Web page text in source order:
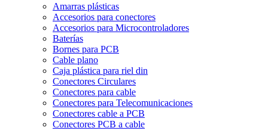
Amarras plásticas
Accesorios para conectores
Accesorios para Microcontroladores
Baterías
Bornes para PCB
Cable plano
Caja plástica para riel din
Conectores Circulares
Conectores para cable
Conectores para Telecomunicaciones
Conectores cable a PCB
Conectores PCB a cable